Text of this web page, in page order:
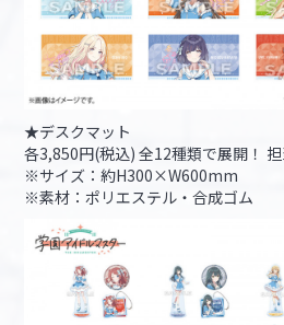
★デスクマット
各3,850円(税込) 全12種類で展開！
※サイズ：約H300×W600mm
※素材：ポリエステル・合成ゴム